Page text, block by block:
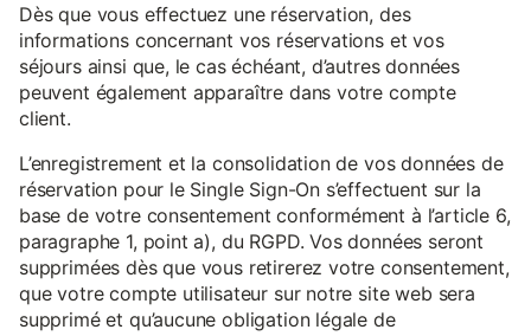
Dès que vous effectuez une réservation, des
informations concernant vos réservations et vos
séjours ainsi que, le cas échéant, d’autres données
peuvent également apparaître dans votre compte
client.
L’enregistrement et la consolidation de vos données de
réservation pour le Single Sign-On s’effectuent sur la
base de votre consentement conformément à l’article 6,
paragraphe 1, point a), du RGPD. Vos données seront
supprimées dès que vous retirerez votre consentement,
que votre compte utilisateur sur notre site web sera
supprimé et qu’aucune obligation légale de